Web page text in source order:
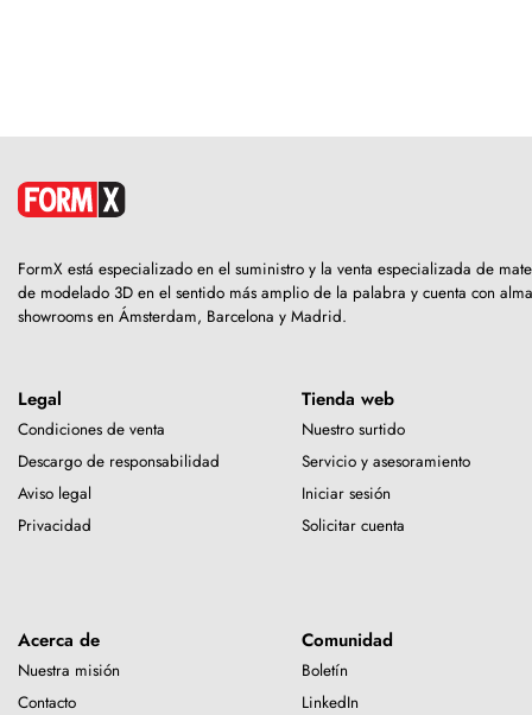
FormX está especializado en el suministro y la venta especializada de
de modelado 3D en el sentido más amplio de la palabra y cuenta con
showrooms en Ámsterdam, Barcelona y Madrid.
Legal
Condiciones de venta
Descargo de responsabilidad
Aviso legal
Privacidad
Tienda web
Nuestro surtido
Servicio y asesoramiento
Iniciar sesión
Solicitar cuenta
Acerca de
Nuestra misión
Contacto
Comunidad
Boletín
LinkedIn